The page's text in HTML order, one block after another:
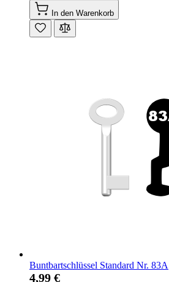
In den Warenkorb
Buntbartschlüssel Standard Nr. 83A
4,99 €